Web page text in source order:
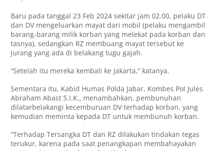
Baru pada tanggal 23 Feb 2024 sekitar jam 02.00, pelaku DT
dan DV mengeluarkan mayat dari mobil (pelaku mengambil
barang-barang milik korban yang melekat pada korban dan
tasnya), sedangkan RZ membuang mayat tersebut ke
jurang yang ada di belakang tugu gajah.
“Setelah itu mereka kembali ke Jakarta,” katanya.
Sementara itu, Kabid Humas Polda Jabar, Kombes Pol Jules
Abraham Abast S.I.K., menambahkan, pembunuhan
dilatarbelakangi kecemburuan DV terhadap korban, yang
kemudian meminta kepada DT untuk membunuh korban.
“Terhadap Tersangka DT dan RZ dilakukan tindakan tegas
terukur, karena pada saat penangkapan membahayakan